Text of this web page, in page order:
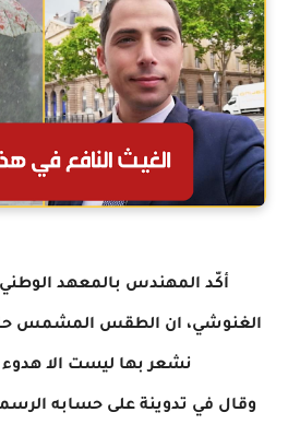
أكّد المهندس بالمعهد
الغنوشي، ان الطقس المشمس
نشعر بها ليست الا هدوء
وقال في تدوينة على حسابه